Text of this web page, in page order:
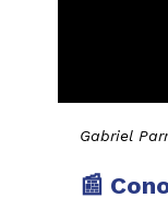
Gabriel
📰